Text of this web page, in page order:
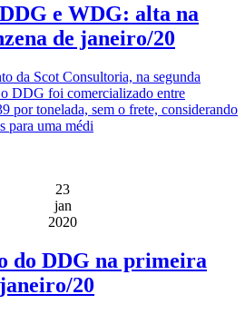
e WDG: alta na
de janeiro/20
da Scot Consultoria, na segunda
DDG foi comercializado entre
por tonelada, sem o frete, considerando
para uma médi
23
jan
2020
do DDG na primeira
20